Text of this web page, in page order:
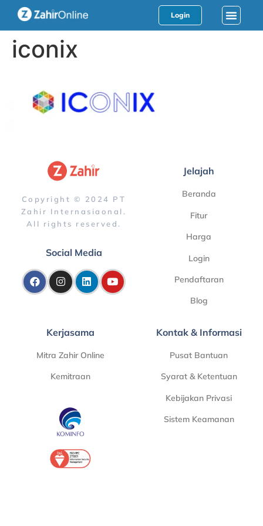
Login
iconix
Copyright © 2024 PT
Zahir Internasiaonal.
All rights reserved.
Social Media
Jelajah
Beranda
Fitur
Harga
Login
Pendaftaran
Blog
Kerjasama
Mitra Zahir Online
Kemitraan
Kontak & Informasi
Pusat Bantuan
Syarat & Ketentuan
Kebijakan Privasi
Sistem Keamanan